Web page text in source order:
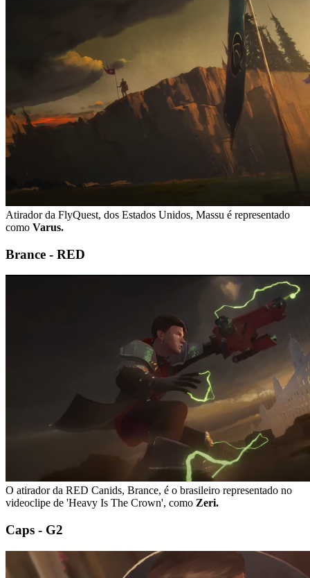
Atirador da FlyQuest, dos Estados Unidos, Massu é representado
como Varus.
Brance - RED
O atirador da RED Canids, Brance, é o brasileiro representado no
videoclipe de 'Heavy Is The Crown', como Zeri.
Caps - G2